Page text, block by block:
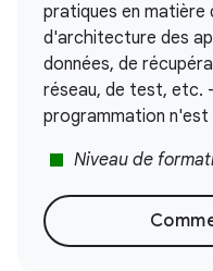
pratiques en matière
d'architecture des
données, de
réseau, de test,
programmation n'est
stop Niveau de